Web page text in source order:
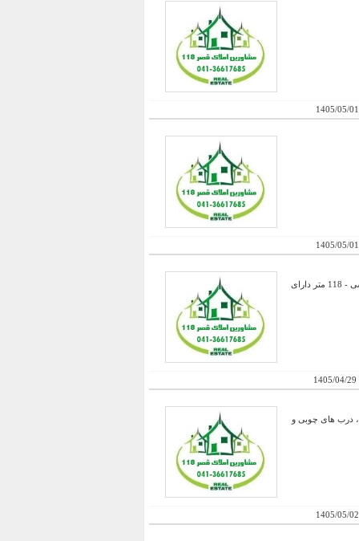
1405/05/01
1405/05/01
فروش تعدادی مطب نوساز و لوکس در بهترین مکان پاستور جدید- متراژهای 66 تک اتاقه و 96 متر دو اتاق و اتاق منشی - 118 متر دارای
1405/04/29
واحد آپارتمان در حال اتمام با ساختی متفاوت با متریال درجه یک ، دارای نور مخفی ، تراس با عرض 1/80 ، درب های چوبی و
1405/05/02